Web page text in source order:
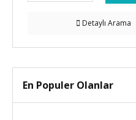
Detaylı Arama
En Populer Olanlar